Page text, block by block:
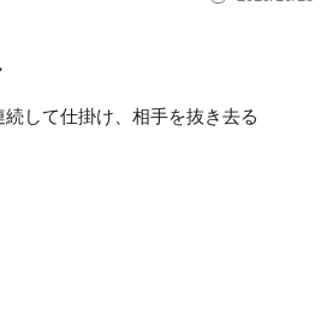
して仕掛け、相手を抜き去る